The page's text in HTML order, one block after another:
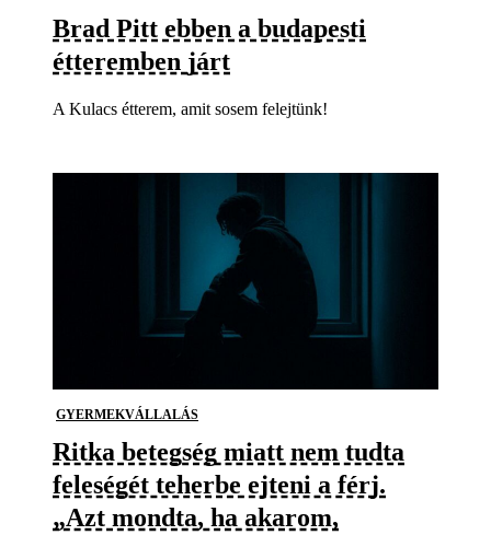
Brad Pitt ebben a budapesti
étteremben járt
A Kulacs étterem, amit sosem felejtünk!
GYERMEKVÁLLALÁS
Ritka betegség miatt nem tudta
feleségét teherbe ejteni a férj.
„Azt mondta, ha akarom,